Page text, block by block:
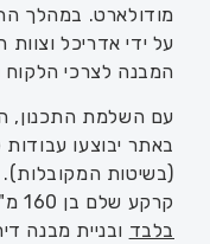
מודולארט. במהלך
על ידי אדריכל
המבנה לצרכי הלקוח
עם השלמת התכנון,
באתר יבוצעו
(בשיטות
קרקע שלם בן 160 מ"ר נמשך בדרך כלל
בלבד